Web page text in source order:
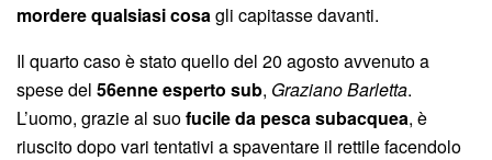
mordere qualsiasi cosagli capitasse davanti.
Il quarto caso è stato quello del 20 agosto avvenuto a
spese del 56enne esperto sub, Graziano Barletta.
L’uomo, grazie al suofucile da pesca subacquea, è
riuscito dopo vari tentativi a spaventare il rettile facendolo